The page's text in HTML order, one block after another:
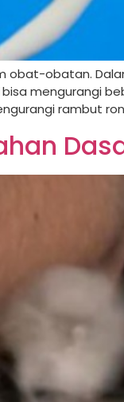
obatan.
mengurangi
rambut